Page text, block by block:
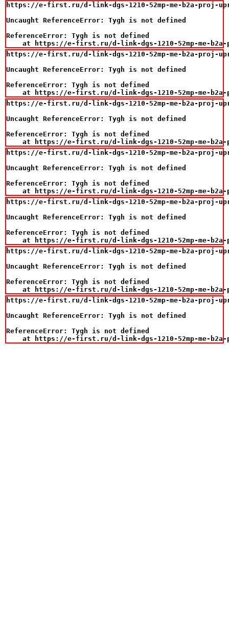
https://e-first.ru/d-link-dgs-1210-52mp-me-b2a-proj-
Uncaught ReferenceError: Tygh is not defined
ReferenceError: Tygh is not defined
at https://e-first.ru/d-link-dgs-1210-52mp-me-
https://e-first.ru/d-link-dgs-1210-52mp-me-b2a-proj-
Uncaught ReferenceError: Tygh is not defined
ReferenceError: Tygh is not defined
at https://e-first.ru/d-link-dgs-1210-52mp-me-
https://e-first.ru/d-link-dgs-1210-52mp-me-b2a-proj-
Uncaught ReferenceError: Tygh is not defined
ReferenceError: Tygh is not defined
at https://e-first.ru/d-link-dgs-1210-52mp-me-
https://e-first.ru/d-link-dgs-1210-52mp-me-b2a-proj-
Uncaught ReferenceError: Tygh is not defined
ReferenceError: Tygh is not defined
at https://e-first.ru/d-link-dgs-1210-52mp-me-
https://e-first.ru/d-link-dgs-1210-52mp-me-b2a-proj-
Uncaught ReferenceError: Tygh is not defined
ReferenceError: Tygh is not defined
at https://e-first.ru/d-link-dgs-1210-52mp-me-
https://e-first.ru/d-link-dgs-1210-52mp-me-b2a-proj-
Uncaught ReferenceError: Tygh is not defined
ReferenceError: Tygh is not defined
at https://e-first.ru/d-link-dgs-1210-52mp-me-
https://e-first.ru/d-link-dgs-1210-52mp-me-b2a-proj-
Uncaught ReferenceError: Tygh is not defined
ReferenceError: Tygh is not defined
at https://e-first.ru/d-link-dgs-1210-52mp-me-